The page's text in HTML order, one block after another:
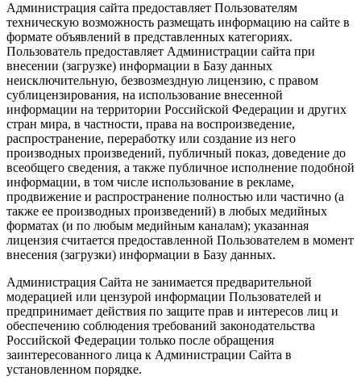
Администрация сайта предоставляет Пользователям
техническую возможность размещать информацию на сайте в
формате объявлений в представленных категориях.
Пользователь предоставляет Администрации сайта при
внесении (загрузке) информации в Базу данных
неисключительную, безвозмездную лицензию, с правом
сублицензирования, на использование внесенной
информации на территории Российской Федерации и других
стран мира, в частности, права на воспроизведение,
распространение, переработку или создание из него
производных произведений, публичный показ, доведение до
всеобщего сведения, а также публичное исполнение подобной
информации, в том числе использование в рекламе,
продвижение и распространение полностью или частично (а
также ее производных произведений) в любых медийных
форматах (и по любым медийным каналам); указанная
лицензия считается предоставленной Пользователем в момент
внесения (загрузки) информации в Базу данных.
Администрация Сайта не занимается предварительной
модерацией или цензурой информации Пользователей и
предпринимает действия по защите прав и интересов лиц и
обеспечению соблюдения требований законодательства
Российской Федерации только после обращения
заинтересованного лица к Администрации Сайта в
установленном порядке.